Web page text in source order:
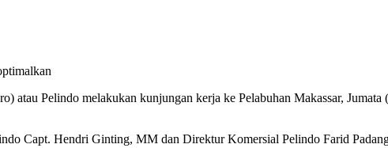
atau Pelindo melakukan kunjungan kerja ke Pelabuhan Makassar,
Capt. Hendri Ginting, MM dan Direktur Komersial Pelindo Farid